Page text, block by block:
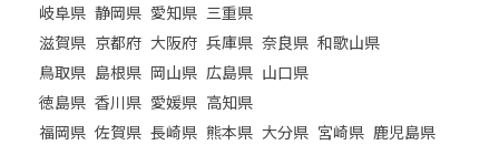
岐阜県 静岡県 愛知県 三重県
滋賀県 京都府 大阪府 兵庫県 奈良県 和歌山県
鳥取県 島根県 岡山県 広島県 山口県
徳島県 香川県 愛媛県 高知県
福岡県 佐賀県 長崎県 熊本県 大分県 宮崎県 鹿児島県